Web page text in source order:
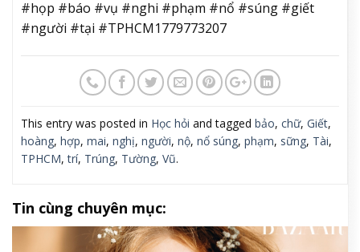
#họp #báo #vụ #nghi #phạm #nổ #súng #giết
#người #tại #TPHCM1779773207
This entry was posted in Học hỏi and tagged bảo, chữ, Giết,
hoàng, hợp, mai, nghị, người, nộ, nổ súng, phạm, sững, Tài,
TPHCM,trí, Trúng, Tường, Vũ.
Tin cùng chuyên mục: